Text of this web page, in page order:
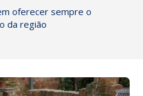
oferecer sempre o
da região